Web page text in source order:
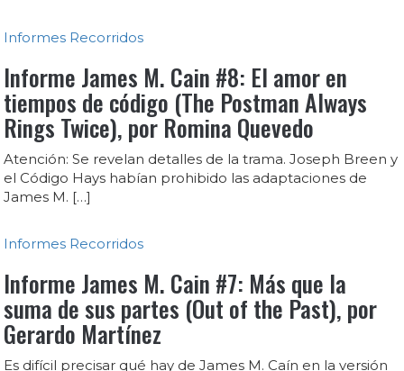
Informes Recorridos
Informe James M. Cain #8: El amor en
tiempos de código (The Postman Always
Rings Twice), por Romina Quevedo
Atención: Se revelan detalles de la trama. Joseph Breen y
el Código Hays habían prohibido las adaptaciones de
James M. […]
Informes Recorridos
Informe James M. Cain #7: Más que la
suma de sus partes (Out of the Past), por
Gerardo Martínez
Es difícil precisar qué hay de James M. Caín en la versión